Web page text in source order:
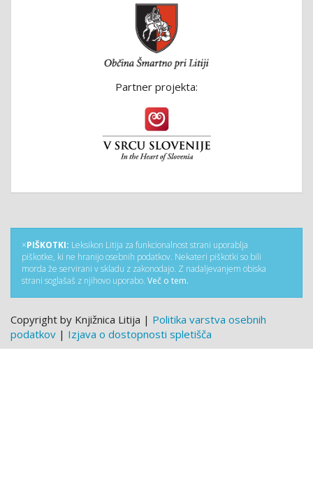
Partner projekta:
×PIŠKOTKI: Leksikon Litija za funkcionalnost strani uporablja
piškotke, ki ne hranijo osebnih podatkov. Nekateri piškotki so bili
morda že servirani v skladu z zakonodajo. Z nadaljevanjem obiska
strani soglašaš z njihovo uporabo. Več o tem.
Copyright by Knjižnica Litija | Politika varstva osebnih
podatkov | Izjava o dostopnosti spletišča